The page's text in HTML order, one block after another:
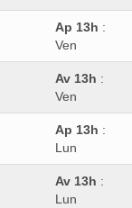
Ap 13h :
Ven
Av 13h :
Ven
Ap 13h :
Lun
Av 13h :
Lun